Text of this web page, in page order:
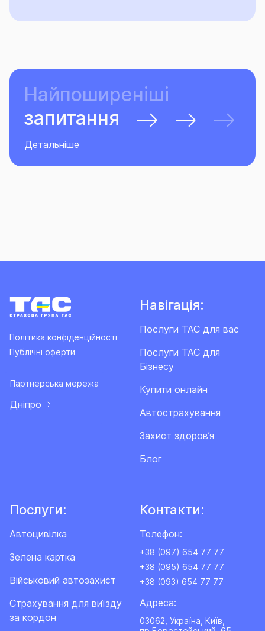
Найпоширеніші
запитання
Детальніше
Політика конфіденційності
Публічні оферти
Партнерська мережа
Дніпро
Навігація:
Послуги ТАС для вас
Послуги ТАС для
Бізнесу
Купити онлайн
Автострахування
Захист здоров’я
Блог
Послуги:
Автоцивілка
Зелена картка
Військовий автозахист
Cтрахування для виїзду
за кордон
Контакти:
Телефон:
+38 (097) 654 77 77
+38 (095) 654 77 77
+38 (093) 654 77 77
Адреса:
03062, Україна, Київ,